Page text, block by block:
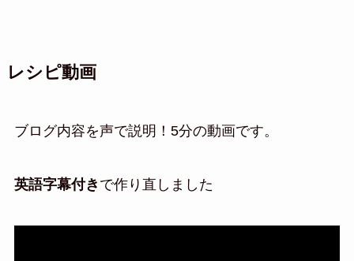
レシピ動画
ブログ内容を声で説明！5分の動画です。
英語字幕付き で作り直しました